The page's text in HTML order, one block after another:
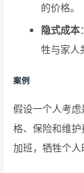
的价格。
隐式成本
牲与家人
案例
假设一个人考
格、保险和维
加班，牺牲个人